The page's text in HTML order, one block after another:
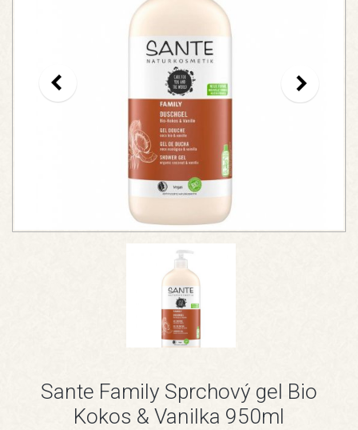
Sante Family Sprchový gel Bio
Kokos & Vanilka 950ml